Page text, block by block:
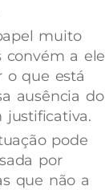
muito
convém a ele
o que está
ausência do
justificativa.
pode
por
que não a